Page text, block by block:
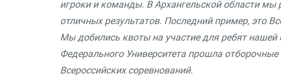
игроки и команды. В Архангельской области мы
отличных результатов. Последний пример, это
Мы добились квоты на участие для ребят нашей
Федерального Университета прошла
Всероссийских соревнований.